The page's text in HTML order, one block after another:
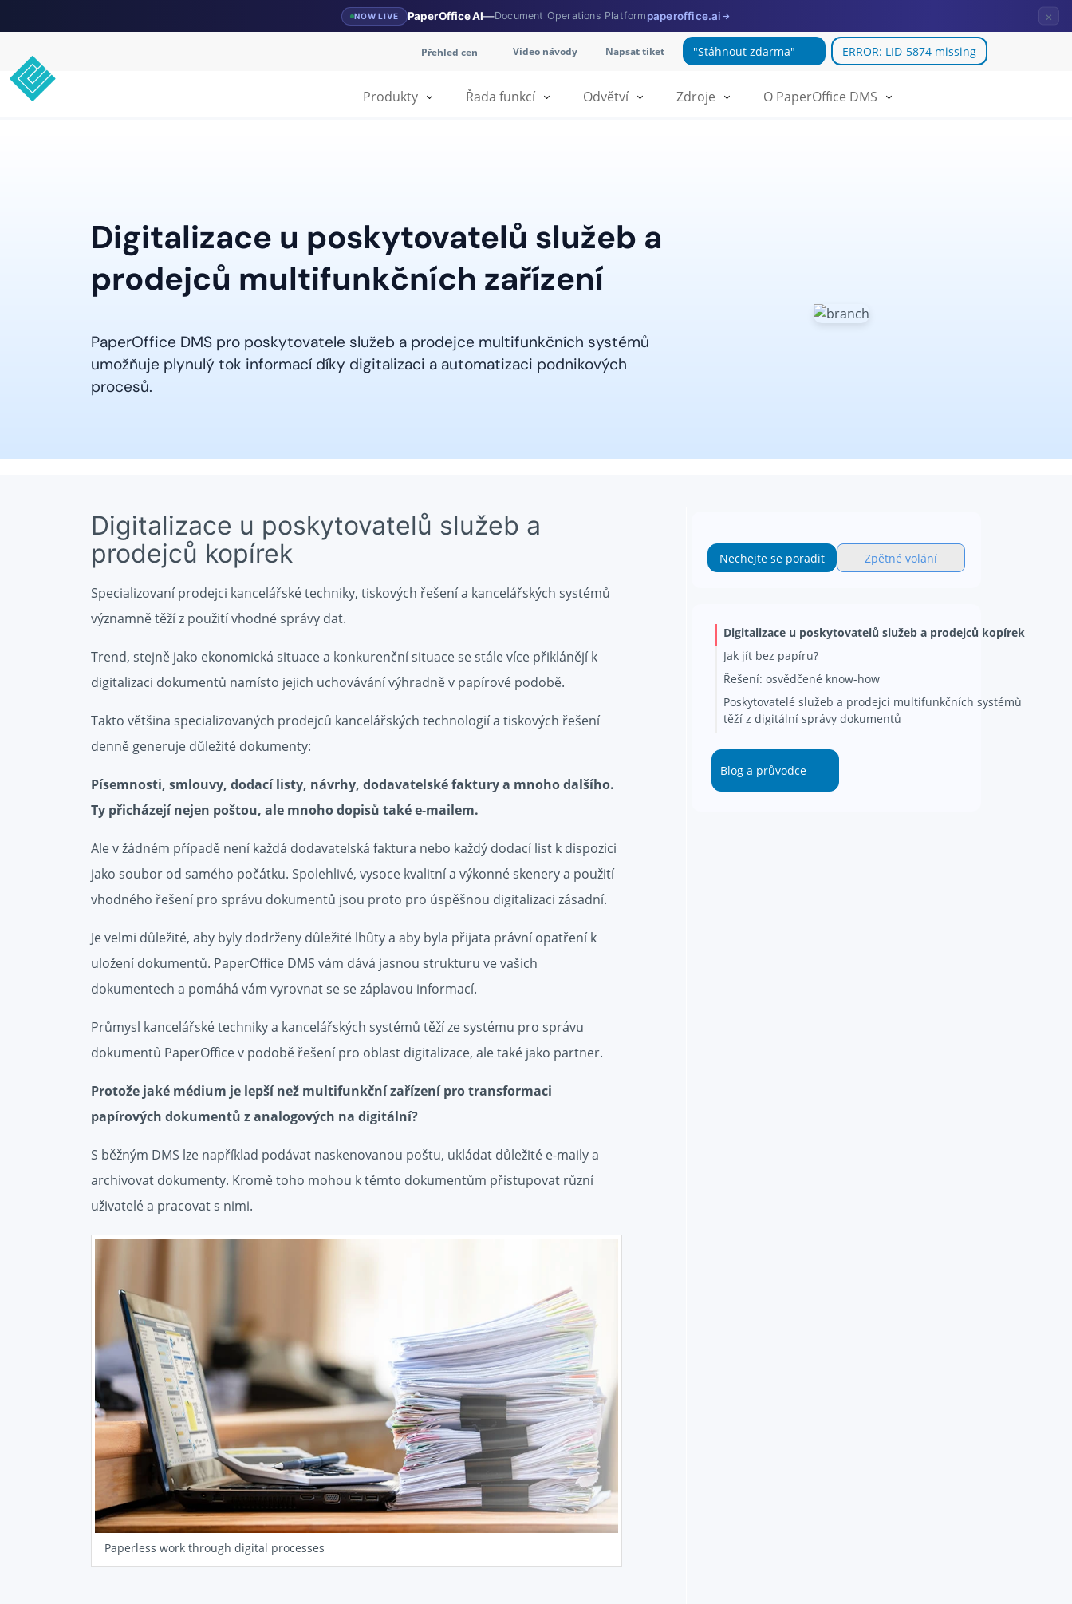
NOW LIVE PaperOffice AI—Document Operations Platform paperoffice.ai → ×
Přehled cen Video návody Napsat tiket "Stáhnout zdarma" ERROR: LID-5874 missing
O PaperOffice DMS
Zdroje
Odvětví
Řada funkcí
Produkty
Digitalizace u poskytovatelů služeb a
prodejců multifunkčních zařízení
PaperOffice DMS pro poskytovatele služeb a prodejce multifunkčních systémů
umožňuje plynulý tok informací díky digitalizaci a automatizaci podnikových
procesů.
Digitalizace u poskytovatelů služeb a
prodejců kopírek
Specializovaní prodejci kancelářské techniky, tiskových řešení a kancelářských systémů
významně těží z použití vhodné správy dat.
Trend, stejně jako ekonomická situace a konkurenční situace se stále více přiklánějí k
digitalizaci dokumentů namísto jejich uchovávání výhradně v papírové podobě.
Takto většina specializovaných prodejců kancelářských technologií a tiskových řešení
denně generuje důležité dokumenty:
Písemnosti, smlouvy, dodací listy, návrhy, dodavatelské faktury a mnoho dalšího.
Ty přicházejí nejen poštou, ale mnoho dopisů také e-mailem.
Ale v žádném případě není každá dodavatelská faktura nebo každý dodací list k dispozici
jako soubor od samého počátku. Spolehlivé, vysoce kvalitní a výkonné skenery a použití
vhodného řešení pro správu dokumentů jsou proto pro úspěšnou digitalizaci zásadní.
Je velmi důležité, aby byly dodrženy důležité lhůty a aby byla přijata právní opatření k
uložení dokumentů. PaperOffice DMS vám dává jasnou strukturu ve vašich
dokumentech a pomáhá vám vyrovnat se se záplavou informací.
Průmysl kancelářské techniky a kancelářských systémů těží ze systému pro správu
dokumentů PaperOffice v podobě řešení pro oblast digitalizace, ale také jako partner.
Protože jaké médium je lepší než multifunkční zařízení pro transformaci
papírových dokumentů z analogových na digitální?
S běžným DMS lze například podávat naskenovanou poštu, ukládat důležité e-maily a
archivovat dokumenty. Kromě toho mohou k těmto dokumentům přistupovat různí
uživatelé a pracovat s nimi.
Paperless work through digital processes
Nechejte se poradit Zpětné volání
Digitalizace u poskytovatelů služeb a prodejců kopírek
Jak jít bez papíru?
Řešení: osvědčené know-how
Poskytovatelé služeb a prodejci multifunkčních systémů
těží z digitální správy dokumentů
Blog a průvodce